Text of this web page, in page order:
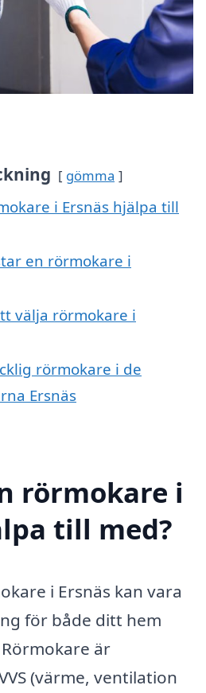
gömma
i Ersnäs hjälpa till
en rörmokare i
välja rörmokare i
rörmokare i de
Ersnäs
rörmokare i
till med?
i Ersnäs kan vara
för både ditt hem
är
(värme, ventilation